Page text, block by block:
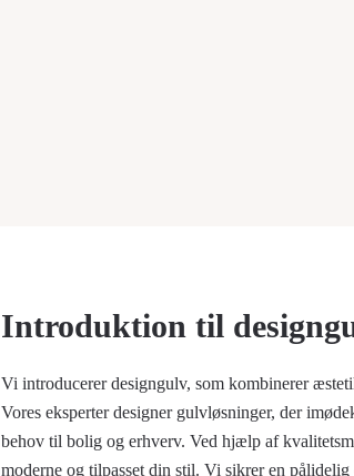
Introduktion til
Vi introducerer designgulv, som kombinerer
Vores eksperter designer gulvløsninger, der
behov til bolig og erhverv. Ved hjælp af
moderne og tilpasset din stil. Vi sikrer en